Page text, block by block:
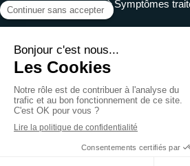
Symptômes
Mentions légales
© Zoé Lemarchand -
Création et référencement du site par